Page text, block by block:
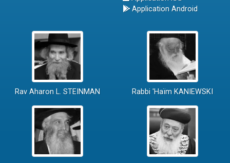
Application Android
Rav Aharon L. STEINMAN Rabbi 'Haïm KANIEWSKI